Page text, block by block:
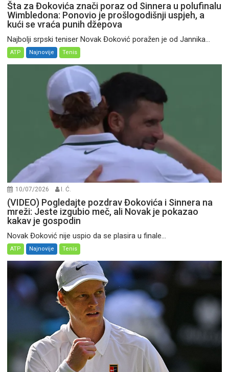
Šta za Đokovića znači poraz od Sinnera u polufinalu
Wimbledona: Ponovio je prošlogodišnji uspjeh, a
kući se vraća punih džepova
Najbolji srpski teniser Novak Đoković poražen je od Jannika...
ATP Najnovije Tenis
10/07/2026 I. Ć.
(VIDEO) Pogledajte pozdrav Đokovića i Sinnera na
mreži: Jeste izgubio meč, ali Novak je pokazao
kakav je gospodin
Novak Đoković nije uspio da se plasira u finale...
ATP Najnovije Tenis